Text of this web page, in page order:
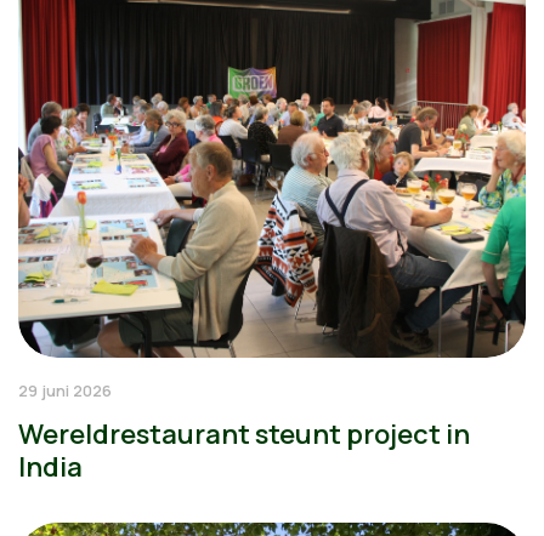
29 juni 2026
Wereldrestaurant steunt project in
India